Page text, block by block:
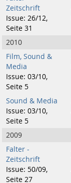
Zeitschrift
Issue: 26/12,
Seite 31
2010
Film, Sound &
Media
Issue: 03/10,
Seite 5
Sound & Media
Issue: 03/10,
Seite 5
2009
Falter -
Zeitschrift
Issue: 50/09,
Seite 27